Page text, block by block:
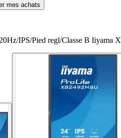
mes achats
IPS/Pied regl/Classe B Iiyama